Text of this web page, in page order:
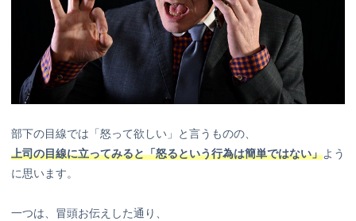
部下の目線では「怒って欲しい」と言うものの、
上司の目線に立ってみると「怒るという行為は簡単ではない」よう
に思います。
一つは、冒頭お伝えした通り、